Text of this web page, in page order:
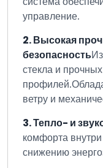
управление.
2. Высокая
безопасность
стекла и
профилей.
ветру и
3. Тепло- и
комфорта
снижению